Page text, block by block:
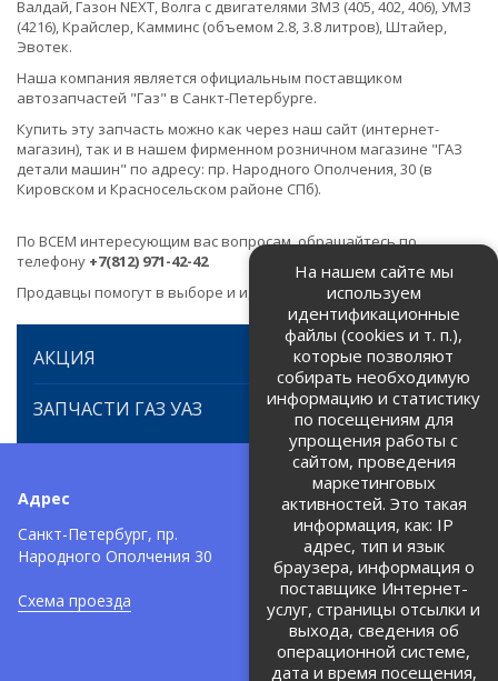
Валдай, Газон NEXT, Волга с двигателями ЗМЗ (405, 402, 406), УМЗ
(4216), Крайслер, Камминс (объемом 2.8, 3.8 литров), Штайер,
Эвотек.
Наша компания является официальным поставщиком
автозапчастей "Газ" в Санкт-Петербурге.
Купить эту запчасть можно как через наш сайт (интернет-
магазин), так и в нашем фирменном розничном магазине "ГАЗ
детали машин" по адресу: пр. Народного Ополчения, 30 (в
Кировском и Красносельском районе СПб).
По ВСЕМ интересующим вас вопросам, обращайтесь по
телефону +7(812) 971-42-42
Продавцы помогут в выборе и идентификации товара.
АКЦИЯ
ЗАПЧАСТИ ГАЗ УАЗ
Адрес
Санкт-Петербург, пр.
Народного Ополчения 30
Схема проезда
Телефоны:
+7 (812) 971-42-42
Политика об обработке и
защите персональных данных
Соглашение на обработку
персональных данных
На нашем сайте мы
используем
идентификационные
файлы (cookies и т. п.),
которые позволяют
собирать необходимую
информацию и статистику
по посещениям для
упрощения работы с
сайтом, проведения
маркетинговых
активностей. Это такая
информация, как: IP
адрес, тип и язык
браузера, информация о
поставщике Интернет-
услуг, страницы отсылки и
выхода, сведения об
операционной системе,
дата и время посещения,